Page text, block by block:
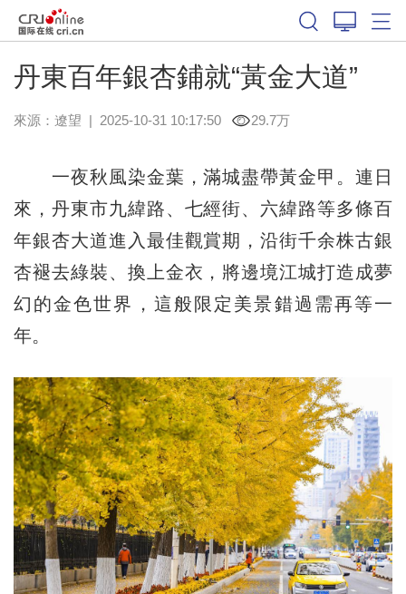
丹東百年銀杏鋪就“黃金大道”
來源： 遼望 | 2025-10-31 10:17:50 29.7万
一夜秋風染金葉，滿城盡帶黃金甲。連日
來，丹東市九緯路、七經街、六緯路等多條百
年銀杏大道進入最佳觀賞期，沿街千余株古銀
杏褪去綠裝、換上金衣，將邊境江城打造成夢
幻的金色世界，這般限定美景錯過需再等一
年。